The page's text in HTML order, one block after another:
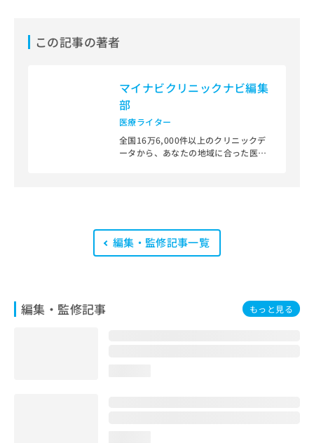
この記事の著者
マイナビクリニックナビ編集
部
医療ライター
全国16万6,000件以上のクリニックデ
ータから、あなたの地域に合った医療
をわかりやすく整理し、最新の公式情
報にもとづいて発信しています。
会が実施する「YMAA（薬機法・医療
法適法広告取扱個人認証規格）」講習
編集・監修記事一覧
編集・監修記事 もっと見る